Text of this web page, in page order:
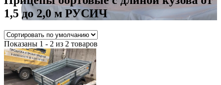
1,5 до 2,0 м РУСИЧ
Показаны 1 - 2 из 2 товаров